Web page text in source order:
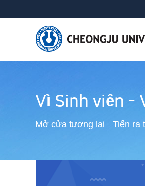
Vì Sinh viên -
Mở cửa tương lai - Tiến ra